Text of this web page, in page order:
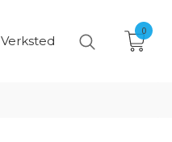
Verksted
0